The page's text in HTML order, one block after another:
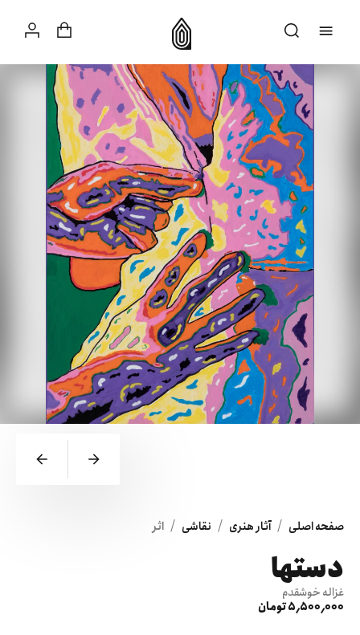
صفحه اصلی / آثار هنری / نقاشی / اثر
دستها
غزاله خوشقدم
5٬500٬000 تومان